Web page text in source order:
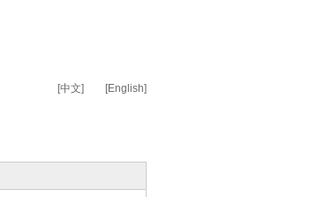
[中文] [English]